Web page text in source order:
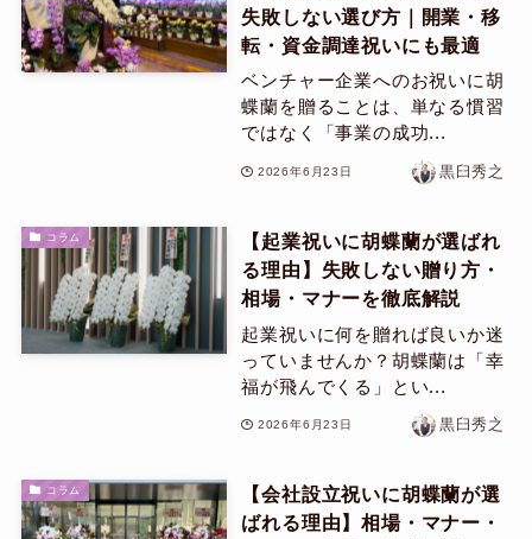
失敗しない選び方｜開業・移
転・資金調達祝いにも最適
ベンチャー企業へのお祝いに胡
蝶蘭を贈ることは、単なる慣習
ではなく「事業の成功...
2026年6月23日 黒臼秀之
コラム
【起業祝いに胡蝶蘭が選ばれ
る理由】失敗しない贈り方・
相場・マナーを徹底解説
起業祝いに何を贈れば良いか迷
っていませんか？胡蝶蘭は「幸
福が飛んでくる」とい...
2026年6月23日 黒臼秀之
コラム
【会社設立祝いに胡蝶蘭が選
ばれる理由】相場・マナー・